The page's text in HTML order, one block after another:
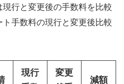
行と変更後の手数料を比較
手数料の現行と変更後比較
現行
変更
減額